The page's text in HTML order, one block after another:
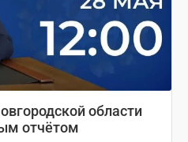
области
отчётом